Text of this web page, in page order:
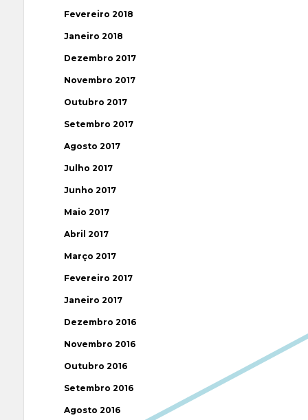
Fevereiro 2018
Janeiro 2018
Dezembro 2017
Novembro 2017
Outubro 2017
Setembro 2017
Agosto 2017
Julho 2017
Junho 2017
Maio 2017
Abril 2017
Março 2017
Fevereiro 2017
Janeiro 2017
Dezembro 2016
Novembro 2016
Outubro 2016
Setembro 2016
Agosto 2016